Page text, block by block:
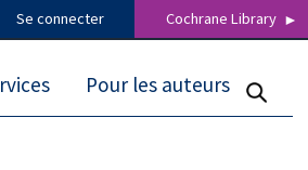
Se connecter Cochrane Library
Pour les auteurs